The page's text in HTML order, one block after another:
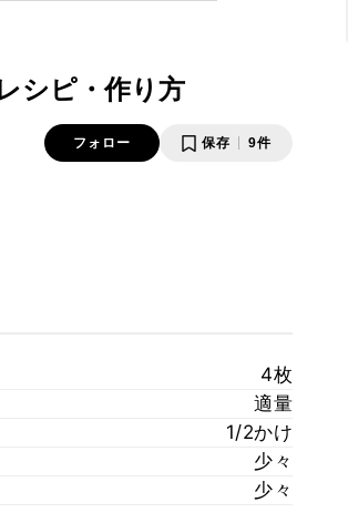
シピ・作り方
フォロー 保存 9件
4枚
適量
1/2かけ
少々
少々